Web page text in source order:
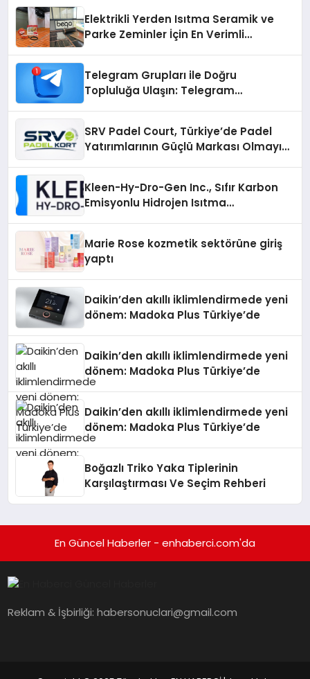
Elektrikli Yerden Isıtma Seramik ve
Parke Zeminler İçin En Verimli
Telegram Grupları ile Doğru
Topluluğa Ulaşın: Telegram
SRV Padel Court, Türkiye’de Padel
Yatırımlarının Güçlü Markası Olmayı
Kleen-Hy-Dro-Gen Inc., Sıfır Karbon
Emisyonlu Hidrojen Isıtma
Marie Rose kozmetik sektörüne giriş
yaptı
Daikin’den akıllı iklimlendirmede yeni
dönem: Madoka Plus Türkiye’de
Daikin’den akıllı iklimlendirmede yeni
dönem: Madoka Plus Türkiye’de
Daikin’den akıllı iklimlendirmede yeni
dönem: Madoka Plus Türkiye’de
Boğazlı Triko Yaka Tiplerinin
Karşılaştırması Ve Seçim Rehberi
En Güncel Haberler - enhaberci.com'da
Reklam & İşbirliği:habersonuclari@gmail.com